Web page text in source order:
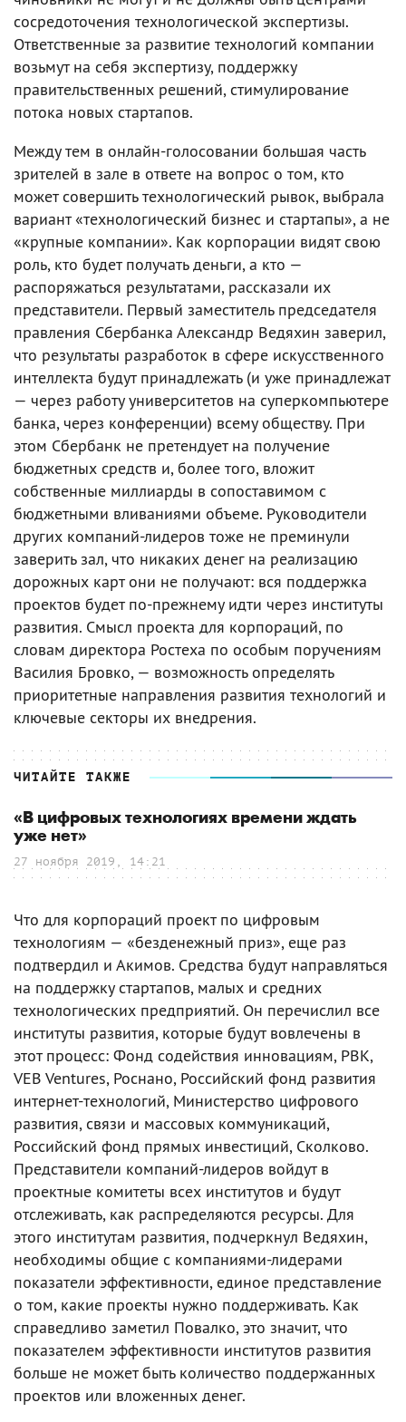
сосредоточения технологической экспертизы.
Ответственные за развитие технологий компании
возьмут на себя экспертизу, поддержку
правительственных решений, стимулирование
потока новых стартапов.
Между тем в онлайн-голосовании большая часть
зрителей в зале в ответе на вопрос о том, кто
может совершить технологический рывок, выбрала
вариант «технологический бизнес и стартапы», а не
«крупные компании». Как корпорации видят свою
роль, кто будет получать деньги, а кто —
распоряжаться результатами, рассказали их
представители. Первый заместитель председателя
правления Сбербанка Александр Ведяхин заверил,
что результаты разработок в сфере искусственного
интеллекта будут принадлежать (и уже принадлежат
— через работу университетов на суперкомпьютере
банка, через конференции) всему обществу. При
этом Сбербанк не претендует на получение
бюджетных средств и, более того, вложит
собственные миллиарды в сопоставимом с
бюджетными вливаниями объеме. Руководители
других компаний-лидеров тоже не преминули
заверить зал, что никаких денег на реализацию
дорожных карт они не получают: вся поддержка
проектов будет по-прежнему идти через институты
развития. Смысл проекта для корпораций, по
словам директора Ростеха по особым поручениям
Василия Бровко, — возможность определять
приоритетные направления развития технологий и
ключевые секторы их внедрения.
ЧИТАЙТЕ ТАКЖЕ
«В цифровых технологиях времени ждать
уже нет»
27 ноября 2019, 14:21
Что для корпораций проект по цифровым
технологиям — «безденежный приз», еще раз
подтвердил и Акимов. Средства будут направляться
на поддержку стартапов, малых и средних
технологических предприятий. Он перечислил все
институты развития, которые будут вовлечены в
этот процесс: Фонд содействия инновациям, РВК,
VEB Ventures, Роснано, Российский фонд развития
интернет-технологий, Министерство цифрового
развития, связи и массовых коммуникаций,
Российский фонд прямых инвестиций, Сколково.
Представители компаний-лидеров войдут в
проектные комитеты всех институтов и будут
отслеживать, как распределяются ресурсы. Для
этого институтам развития, подчеркнул Ведяхин,
необходимы общие с компаниями-лидерами
показатели эффективности, единое представление
о том, какие проекты нужно поддерживать. Как
справедливо заметил Повалко, это значит, что
показателем эффективности институтов развития
больше не может быть количество поддержанных
проектов или вложенных денег.